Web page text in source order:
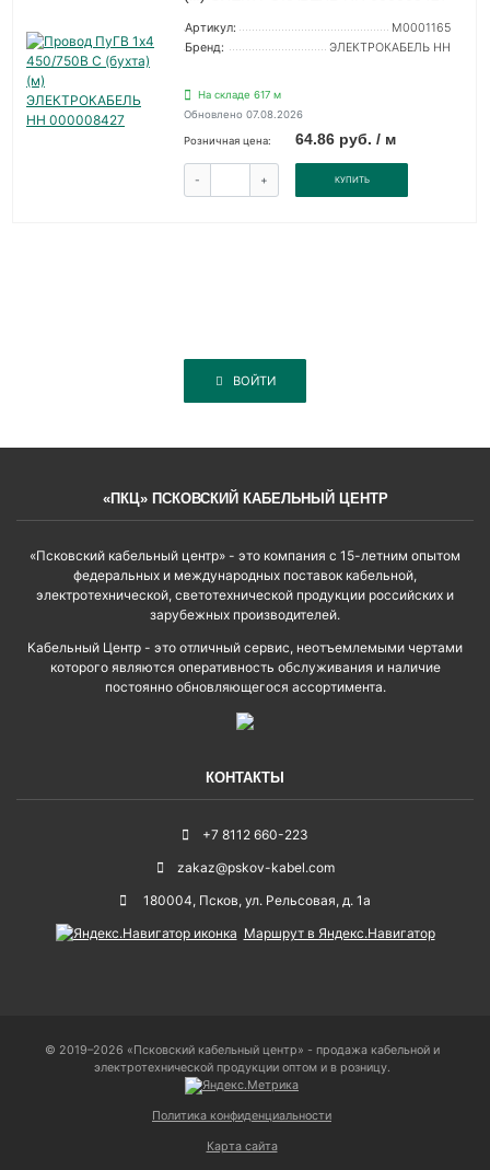
Артикул:
M0001165
Бренд:
ЭЛЕКТРОКАБЕЛЬ НН
На складе 617 м
Обновлено 07.08.2026
Розничная цена: 64.86 руб. / м
- + КУПИТЬ
ВОЙТИ
«ПКЦ» ПСКОВСКИЙ КАБЕЛЬНЫЙ ЦЕНТР
«Псковский кабельный центр» - это компания с 15-летним опытом
федеральных и международных поставок кабельной,
электротехнической, светотехнической продукции российских и
зарубежных производителей.
Кабельный Центр - это отличный сервис, неотъемлемыми чертами
которого являются оперативность обслуживания и наличие
постоянно обновляющегося ассортимента.
КОНТАКТЫ
+7 8112 660-223
zakaz@pskov-kabel.com
180004, Псков, ул. Рельсовая, д. 1а
Маршрут в Яндекс.Навигатор
© 2019–2026 «Псковский кабельный центр» - продажа кабельной и
электротехнической продукции оптом и в розницу.
Политика конфиденциальности
Карта сайта